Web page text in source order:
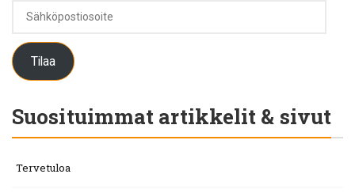
Tilaa
Suosituimmat artikkelit & sivut
Tervetuloa